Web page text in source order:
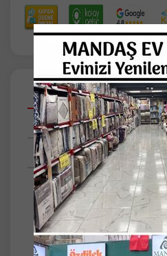
Taksit
Tüm
SAĞLAM VE DAYANIKLI
FERMUAR DİŞLERİ
BİYELİ...